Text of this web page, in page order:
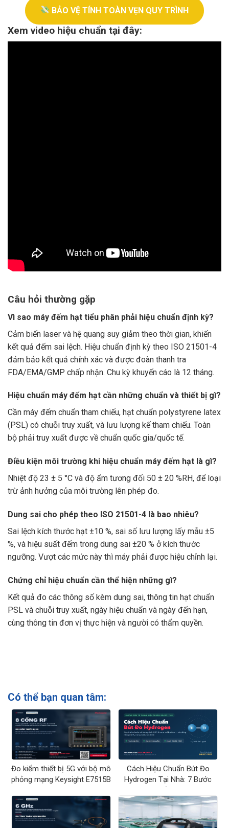
BẢO VỆ TÍNH TOÀN VẸN QUY TRÌNH
Xem video hiệu chuẩn tại đây:
Câu hỏi thường gặp
Vì sao máy đếm hạt tiểu phân phải hiệu chuẩn định kỳ?
Cảm biến laser và hệ quang suy giảm theo thời gian, khiến
kết quả đếm sai lệch. Hiệu chuẩn định kỳ theo ISO 21501-4
đảm bảo kết quả chính xác và được đoàn thanh tra
FDA/EMA/GMP chấp nhận. Chu kỳ khuyến cáo là 12 tháng.
Hiệu chuẩn máy đếm hạt cần những chuẩn và thiết bị gì?
Cần máy đếm chuẩn tham chiếu, hạt chuẩn polystyrene latex
(PSL) có chuỗi truy xuất, và lưu lượng kế tham chiếu. Toàn
bộ phải truy xuất được về chuẩn quốc gia/quốc tế.
Điều kiện môi trường khi hiệu chuẩn máy đếm hạt là gì?
Nhiệt độ 23 ± 5 °C và độ ẩm tương đối 50 ± 20 %RH, để loại
trừ ảnh hưởng của môi trường lên phép đo.
Dung sai cho phép theo ISO 21501-4 là bao nhiêu?
Sai lệch kích thước hạt ±10 %, sai số lưu lượng lấy mẫu ±5
%, và hiệu suất đếm trong dung sai ±20 % ở kích thước
ngưỡng. Vượt các mức này thì máy phải được hiệu chỉnh lại.
Chứng chỉ hiệu chuẩn cần thể hiện những gì?
Kết quả đo các thông số kèm dung sai, thông tin hạt chuẩn
PSL và chuỗi truy xuất, ngày hiệu chuẩn và ngày đến hạn,
cùng thông tin đơn vị thực hiện và người có thẩm quyền.
Có thể bạn quan tâm:
Đo kiểm thiết bị 5G với bộ mô
phỏng mạng Keysight E7515B
Cách Hiệu Chuẩn Bút Đo
Hydrogen Tại Nhà: 7 Bước